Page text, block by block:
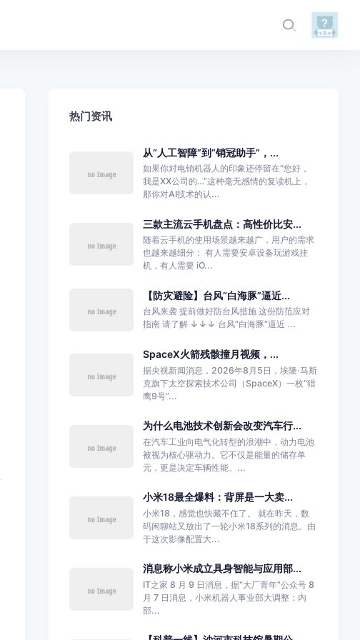
热门资讯
从“人工智障”到“销冠助手”，...
如果你对电销机器人的印象还停留在“您好，
我是XX公司的…”这种毫无感情的复读机上，
那你对AI技术的认...
三款主流云手机盘点：高性价比安...
随着云手机的使用场景越来越广，用户的需求
也越来越细分： 有人需要安卓设备玩游戏挂
机，有人需要 iO...
【防灾避险】台风“白海豚”逼近...
台风来袭 提前做好防台风措施 这份防范应对
指南 请了解 ↓↓↓ 台风“白海豚”逼近 ...
SpaceX火箭残骸撞月视频，...
据央视新闻消息，2026年8月5日，埃隆·马斯
克旗下太空探索技术公司（SpaceX）一枚“猎
鹰9号”...
为什么电池技术创新会改变汽车行...
在汽车工业向电气化转型的浪潮中，动力电池
被视为核心驱动力。它不仅是能量的储存单
元，更是决定车辆性能、...
小米18最全爆料：背屏是一大卖...
小米18，感觉也快藏不住了。 就在昨天，数
码闲聊站又放出了一轮小米18系列的消息。由
于这次影像配置大...
消息称小米成立具身智能与应用部...
IT之家 8 月 9 日消息，据“大厂青年”公众号 8
月 7 日消息，小米机器人事业部大调整：内
部...